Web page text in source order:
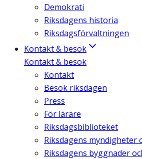
Demokrati
Riksdagens historia
Riksdagsförvaltningen
Kontakt & besök
Kontakt & besök
Kontakt
Besök riksdagen
Press
För lärare
Riksdagsbiblioteket
Riksdagens myndigheter
Riksdagens byggnader